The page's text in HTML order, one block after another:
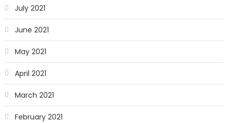
July 2021
June 2021
May 2021
April 2021
March 2021
February 2021